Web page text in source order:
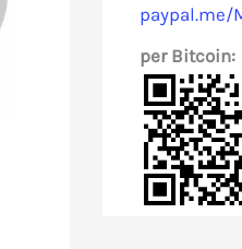
:paypal.me/
per Bitcoin: